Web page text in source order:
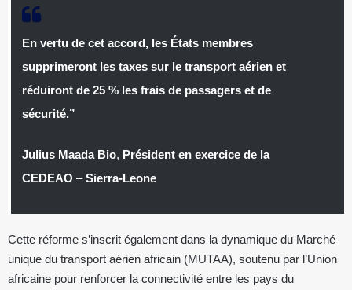
En vertu de cet accord, les États membres
supprimeront les taxes sur le transport aérien et
réduiront de 25 % les frais de passagers et de
sécurité.”
Julius Maada Bio, Président en exercice de la
CEDEAO –Sierra-Leone
Cette réforme s’inscrit également dans la dynamique du Marché
unique du transport aérien africain (MUTAA), soutenu par l’Union
africaine pour renforcer la connectivité entre les pays du